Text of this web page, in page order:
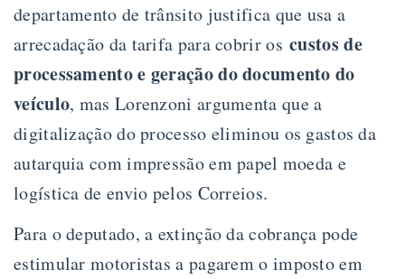
departamento de trânsito justifica que usa a
arrecadação da tarifa para cobrir oscustos de
processamento e geração do documento do
veículo, mas Lorenzoni argumenta que a
digitalização do processo eliminou os gastos da
autarquia com impressão em papel moeda e
logística de envio pelos Correios.
Para o deputado, a extinção da cobrança pode
estimular motoristas a pagarem o imposto em